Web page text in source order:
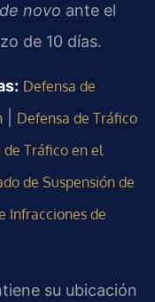
de novo ante el
de 10 días.
Defensa de
Defensa de Tráfico
de Tráfico en el
de Suspensión de
Infracciones de
su ubicación